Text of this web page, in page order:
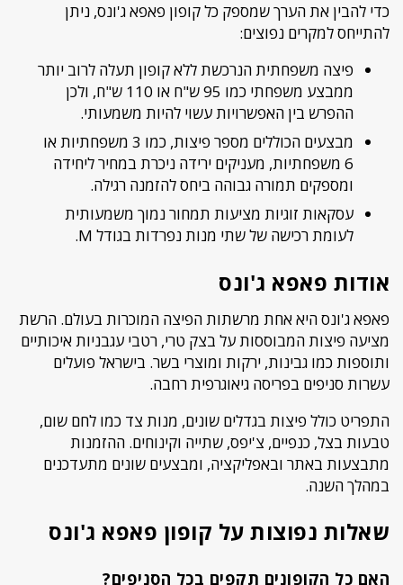
כדי להבין את הערך שמספק כל קופון פאפא ג'ונס, ניתן
להתייחס למקרים נפוצים:
פיצה משפחתית הנרכשת ללא קופון תעלה לרוב יותר
ממבצע משפחתי כמו 95 ש"ח או 110 ש"ח, ולכן
ההפרש בין האפשרויות עשוי להיות משמעותי.
מבצעים הכוללים מספר פיצות, כמו 3 משפחתיות או
6 משפחתיות, מעניקים ירידה ניכרת במחיר ליחידה
ומספקים תמורה גבוהה ביחס להזמנה רגילה.
עסקאות זוגיות מציעות תמחור נמוך משמעותית
לעומת רכישה של שתי מנות נפרדות בגודל M.
אודות פאפא ג'ונס
פאפא ג'ונס היא אחת מרשתות הפיצה המוכרות בעולם. הרשת
מציעה פיצות המבוססות על בצק טרי, רטבי עגבניות איכותיים
ותוספות כמו גבינות, ירקות ומוצרי בשר. בישראל פועלים
עשרות סניפים בפריסה גיאוגרפית רחבה.
התפריט כולל פיצות בגדלים שונים, מנות צד כמו לחם שום,
טבעות בצל, כנפיים, צ'יפס, שתייה וקינוחים. ההזמנות
מתבצעות באתר ובאפליקציה, ומבצעים שונים מתעדכנים
במהלך השנה.
שאלות נפוצות על קופון פאפא ג'ונס
האם כל הקופונים תקפים בכל הסניפים?